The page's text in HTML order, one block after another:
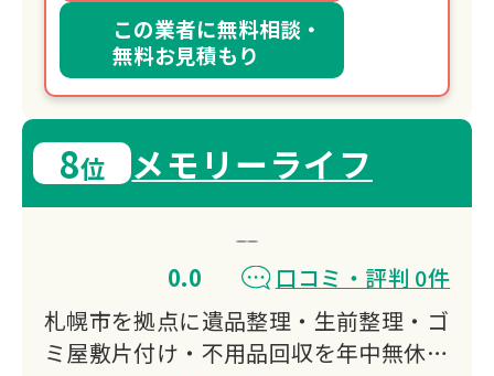
この業者に無料相談・
無料お見積もり
8位 メモリーライフ
0.0
口コミ・評判 0件
札幌市を拠点に遺品整理・生前整理・ゴ
ミ屋敷片付け・不用品回収を年中無休で